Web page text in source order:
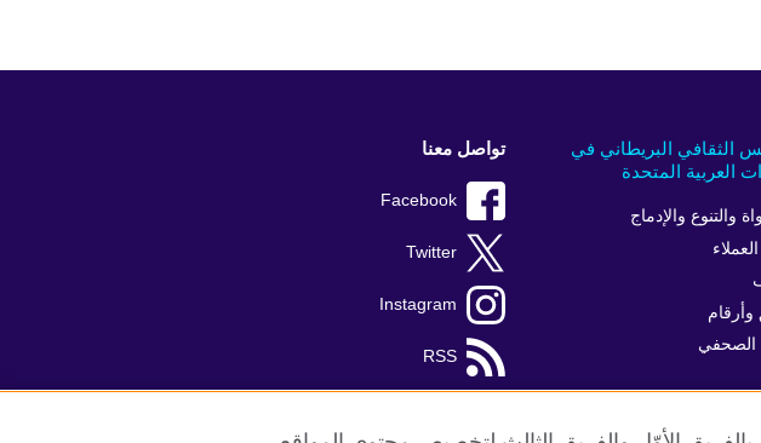
الثقافي البريطاني في
العربية المتحدة
والتنوع والإدماج
وأرقام
الصحفي
تواصل معنا
Facebook
Twitter
Instagram
RSS